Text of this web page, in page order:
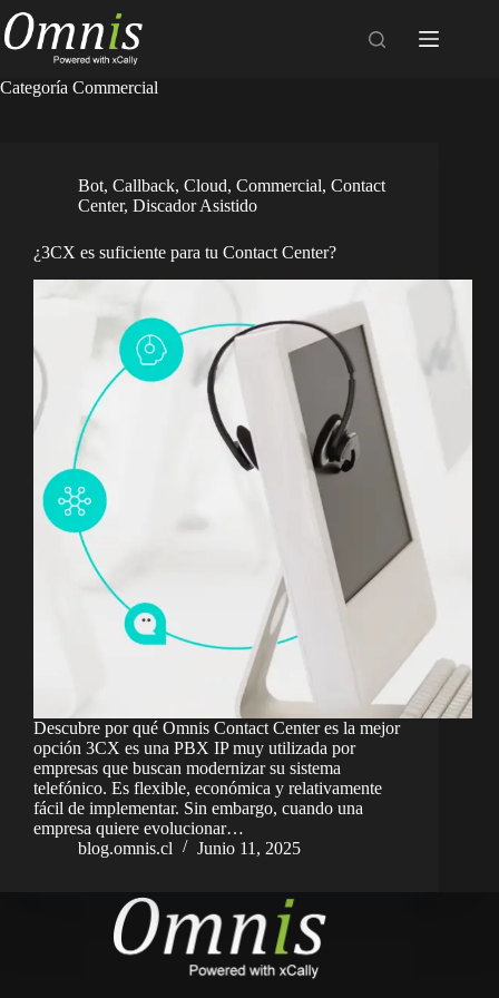
Saltar
al
contenido
Categoría Commercial
Bot, Callback, Cloud, Commercial, Contact
Center, Discador Asistido
¿3CX es suficiente para tu Contact Center?
Descubre por qué Omnis Contact Center es la mejor
opción 3CX es una PBX IP muy utilizada por
empresas que buscan modernizar su sistema
telefónico. Es flexible, económica y relativamente
fácil de implementar. Sin embargo, cuando una
empresa quiere evolucionar…
blog.omnis.cl
Junio 11, 2025